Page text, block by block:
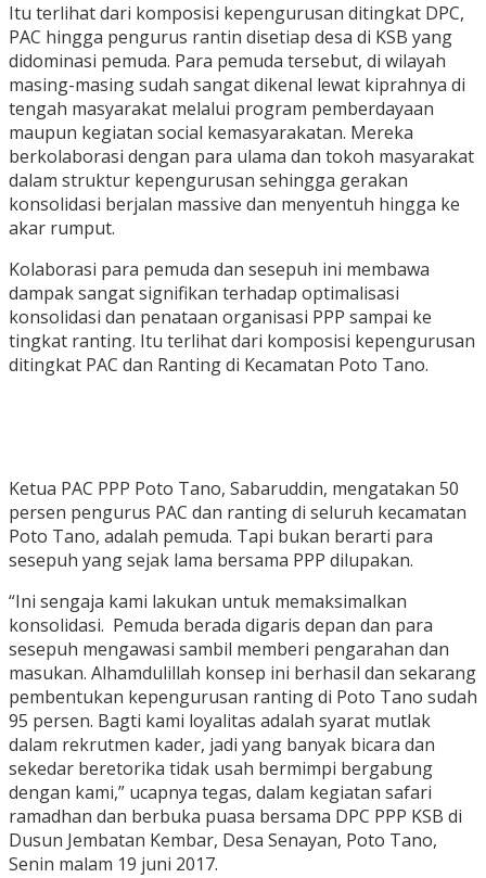
Itu terlihat dari komposisi kepengurusan ditingkat DPC,
PAC hingga pengurus rantin disetiap desa di KSB yang
didominasi pemuda. Para pemuda tersebut, di wilayah
masing-masing sudah sangat dikenal lewat kiprahnya di
tengah masyarakat melalui program pemberdayaan
maupun kegiatan social kemasyarakatan. Mereka
berkolaborasi dengan para ulama dan tokoh masyarakat
dalam struktur kepengurusan sehingga gerakan
konsolidasi berjalan massive dan menyentuh hingga ke
akar rumput.
Kolaborasi para pemuda dan sesepuh ini membawa
dampak sangat signifikan terhadap optimalisasi
konsolidasi dan penataan organisasi PPP sampai ke
tingkat ranting. Itu terlihat dari komposisi kepengurusan
ditingkat PAC dan Ranting di Kecamatan Poto Tano.
Ketua PAC PPP Poto Tano, Sabaruddin, mengatakan 50
persen pengurus PAC dan ranting di seluruh kecamatan
Poto Tano, adalah pemuda. Tapi bukan berarti para
sesepuh yang sejak lama bersama PPP dilupakan.
“Ini sengaja kami lakukan untuk memaksimalkan
konsolidasi. Pemuda berada digaris depan dan para
sesepuh mengawasi sambil memberi pengarahan dan
masukan. Alhamdulillah konsep ini berhasil dan sekarang
pembentukan kepengurusan ranting di Poto Tano sudah
95 persen. Bagti kami loyalitas adalah syarat mutlak
dalam rekrutmen kader, jadi yang banyak bicara dan
sekedar beretorika tidak usah bermimpi bergabung
dengan kami,” ucapnya tegas, dalam kegiatan safari
ramadhan dan berbuka puasa bersama DPC PPP KSB di
Dusun Jembatan Kembar, Desa Senayan, Poto Tano,
Senin malam 19 juni 2017.